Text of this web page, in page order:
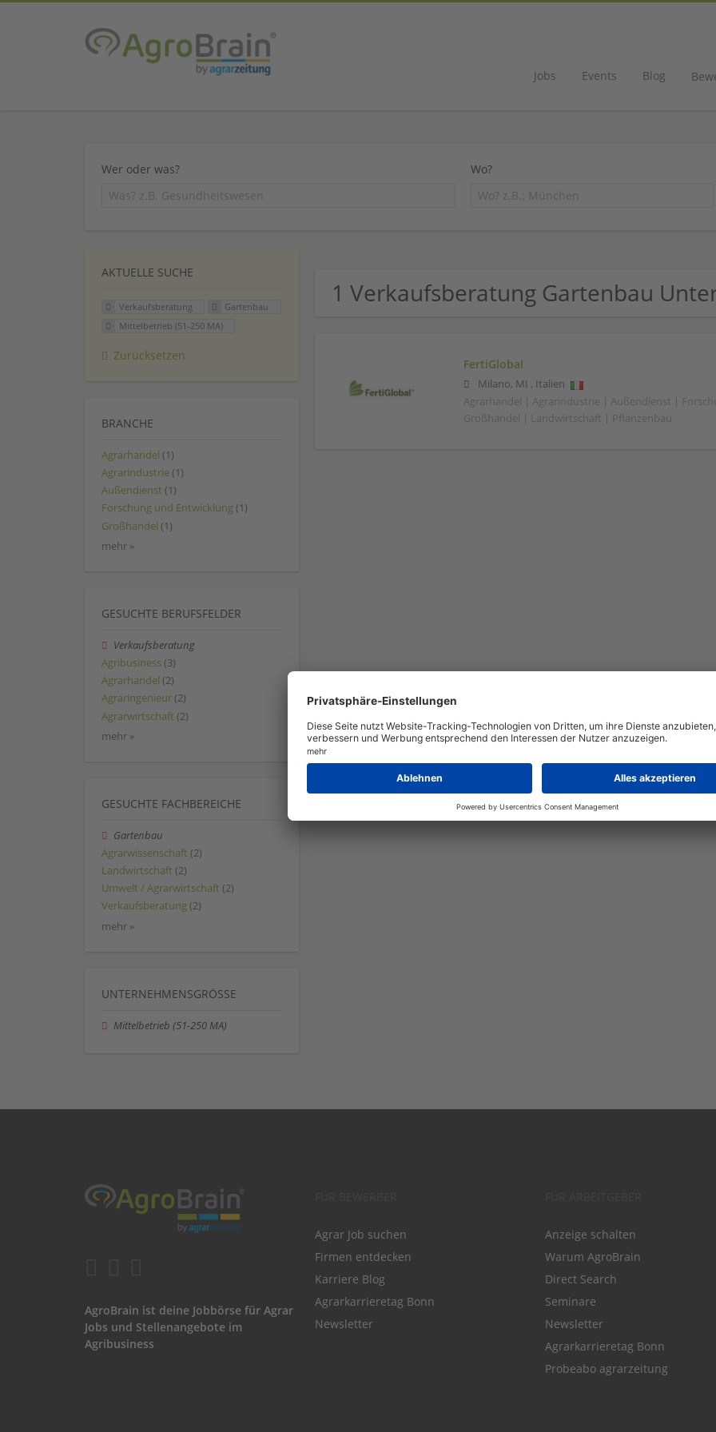
Jobs Events Blog
Wer oder was? Wo?
1 Verkaufsberatung Gartenbau
FertiGlobal
Milano, MI , Italien
Agrarhandel | Agrarindustrie | Außendienst |
Großhandel | Landwirtschaft | Pflanzenbau
AKTUELLE SUCHE
Verkaufsberatung
Gartenbau
Mittelbetrieb (51-250 MA)
Zurücksetzen
BRANCHE
Agrarhandel (1)
Agrarindustrie (1)
Außendienst (1)
Forschung und Entwicklung (1)
Großhandel (1)
mehr »
GESUCHTE BERUFSFELDER
Verkaufsberatung
Agribusiness (3)
Agrarhandel (2)
Agraringenieur (2)
Agrarwirtschaft (2)
mehr »
GESUCHTE FACHBEREICHE
Gartenbau
Agrarwissenschaft (2)
Landwirtschaft (2)
Umwelt / Agrarwirtschaft (2)
Verkaufsberatung (2)
mehr »
UNTERNEHMENSGRÖSSE
Mittelbetrieb (51-250 MA)
AgroBrain ist deine Jobbörse für Agrar
Jobs und Stellenangebote im
Agribusiness
Agrar Job suchen
Firmen entdecken
Karriere Blog
Agrarkarrieretag Bonn
Newsletter
Anzeige schalten
Warum AgroBrain
Direct Search
Seminare
Newsletter
Agrarkarrieretag Bonn
Probeabo agrarzeitung